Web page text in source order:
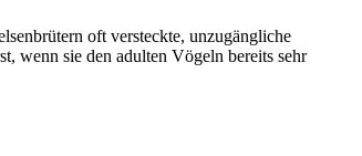
oft versteckte, unzugängliche
wenn sie den adulten Vögeln bereits sehr